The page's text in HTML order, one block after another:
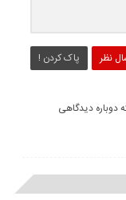
نظر پاک کردن !
دوباره دیدگاهی